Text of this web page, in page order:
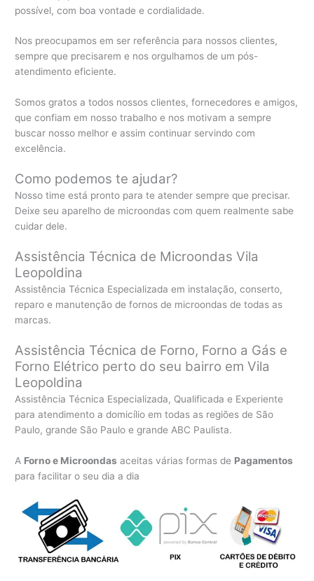
possível, com boa vontade e cordialidade.
Nos preocupamos em ser referência para nossos clientes,
sempre que precisarem e nos orgulhamos de um pós-
atendimento eficiente.
Somos gratos a todos nossos clientes, fornecedores e amigos,
que confiam em nosso trabalho e nos motivam a sempre
buscar nosso melhor e assim continuar servindo com
excelência.
Como podemos te ajudar?
Nosso time está pronto para te atender sempre que precisar.
Deixe seu aparelho de microondas com quem realmente sabe
cuidar dele.
Assistência Técnica de Microondas Vila
Leopoldina
Assistência Técnica Especializada em instalação, conserto,
reparo e manutenção de fornos de microondas de todas as
marcas.
Assistência Técnica de Forno, Forno a Gás e
Forno Elétrico perto do seu bairro em Vila
Leopoldina
Assistência Técnica Especializada, Qualificada e Experiente
para atendimento a domicílio em todas as regiões de São
Paulo, grande São Paulo e grande ABC Paulista.
A Forno e Microondas aceitas várias formas de Pagamentos
para facilitar o seu dia a dia